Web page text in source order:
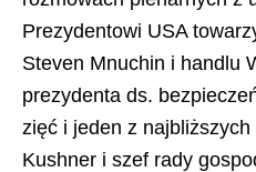
Prezydentowi USA
Steven Mnuchin i handlu
prezydenta ds.
zięć i jeden z
Kushner i szef rady